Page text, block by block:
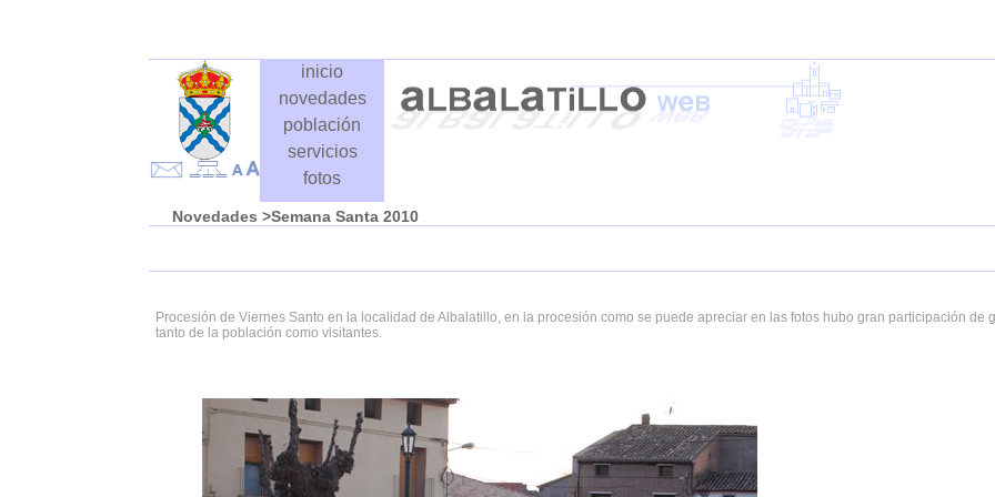
inicio
novedades
población
servicios
fotos
Novedades>Semana Santa 2010
Procesión de Viernes Santo en la localidad de Albalatillo, en la procesión como se puede apreciar en las fotos hubo gran participación de
tanto de la población como visitantes.